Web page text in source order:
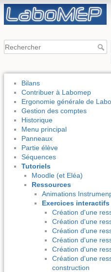
Bilans
Contribuer à Labomep
Ergonomie générale de
Gestion des comptes
Historique
Menu principal
Panneaux
Partie élève
Séquences
Tutoriels
Moodle (et Eléa)
Ressources
Animations
Exercices
Création d'une
Création d'une
Création d'une
Création d'une
Création d'une
Création d'une
construction